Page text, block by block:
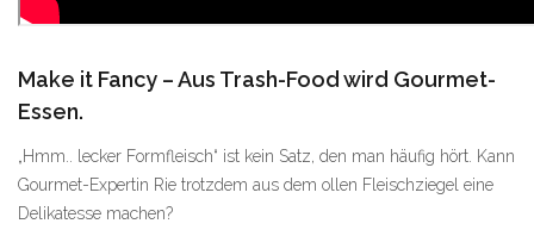
Make it Fancy – Aus Trash-Food wird Gourmet-
Essen.
„Hmm.. lecker Formfleisch“ ist kein Satz, den man häufig hört. Kann
Gourmet-Expertin Rie trotzdem aus dem ollen Fleischziegel eine
Delikatesse machen?